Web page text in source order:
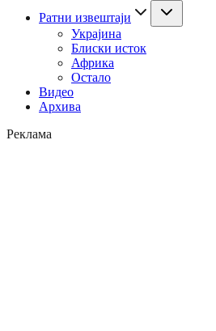
Ратни извештаји
Украјина
Блиски исток
Африка
Остало
Видео
Архива
Реклама